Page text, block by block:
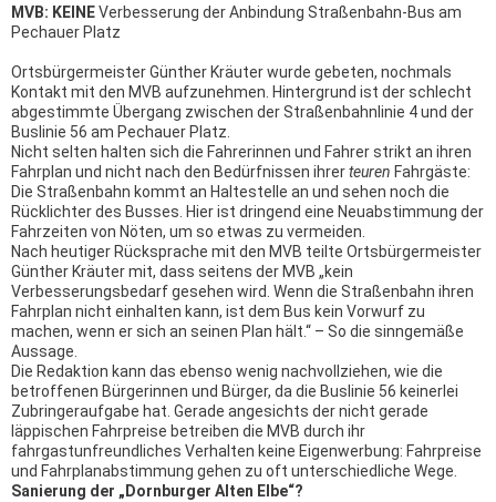
MVB: KEINEVerbesserung der Anbindung Straßenbahn-Bus am
Pechauer Platz
Ortsbürgermeister Günther Kräuter wurde gebeten, nochmals
Kontakt mit den MVB aufzunehmen. Hintergrund ist der schlecht
abgestimmte Übergang zwischen der Straßenbahnlinie 4 und der
Buslinie 56 am Pechauer Platz.
Nicht selten halten sich die Fahrerinnen und Fahrer strikt an ihren
Fahrplan und nicht nach den Bedürfnissen ihrerteuren Fahrgäste:
Die Straßenbahn kommt an Haltestelle an und sehen noch die
Rücklichter des Busses. Hier ist dringend eine Neuabstimmung der
Fahrzeiten von Nöten, um so etwas zu vermeiden.
Nach heutiger Rücksprache mit den MVB teilte Ortsbürgermeister
Günther Kräuter mit, dass seitens der MVB „kein
Verbesserungsbedarf gesehen wird. Wenn die Straßenbahn ihren
Fahrplan nicht einhalten kann, ist dem Bus kein Vorwurf zu
machen, wenn er sich an seinen Plan hält.“ – So die sinngemäße
Aussage.
Die Redaktion kann das ebenso wenig nachvollziehen, wie die
betroffenen Bürgerinnen und Bürger, da die Buslinie 56 keinerlei
Zubringeraufgabe hat. Gerade angesichts der nicht gerade
läppischen Fahrpreise betreiben die MVB durch ihr
fahrgastunfreundliches Verhalten keine Eigenwerbung: Fahrpreise
und Fahrplanabstimmung gehen zu oft unterschiedliche Wege.
Sanierung der „Dornburger Alten Elbe“?